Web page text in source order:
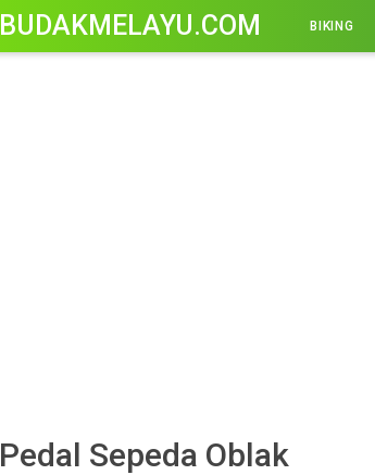
BUDAKMELAYU.COM BIKING
Pedal Sepeda Oblak